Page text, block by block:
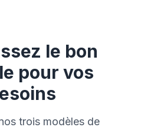
le bon
pour vos
trois modèles de